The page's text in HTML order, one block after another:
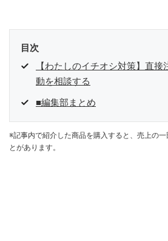
目次
【わたしのイチオシ対策】直
動を相談する
■編集部まとめ
※記事内で紹介した商品を購入すると、売上の
とがあります。